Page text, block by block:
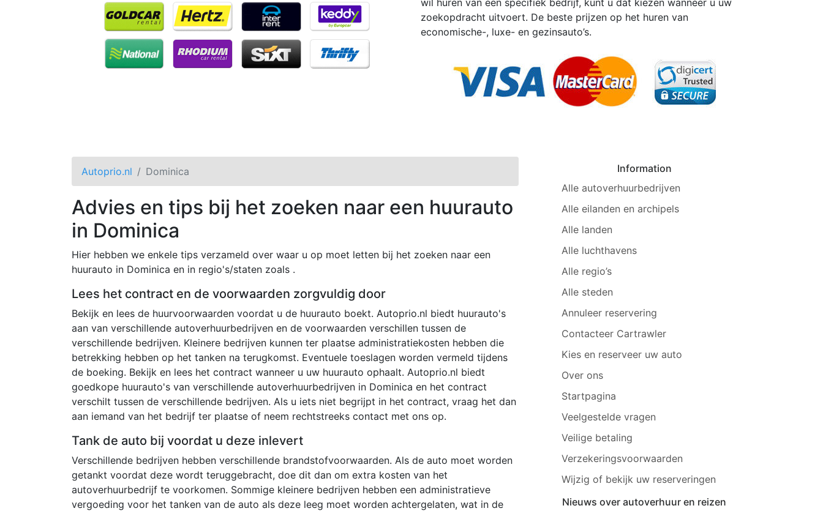
zoekopdracht uitvoert. De beste prijzen op het huren van
economische-, luxe- en gezinsauto’s.
Autoprio.nl Dominica
Advies en tips bij het zoeken naar een huurauto
in Dominica
Hier hebben we enkele tips verzameld over waar u op moet letten bij het zoeken naar een
huurauto in Dominica en in regio's/staten zoals .
Lees het contract en de voorwaarden zorgvuldig door
Bekijk en lees de huurvoorwaarden voordat u de huurauto boekt. Autoprio.nl biedt huurauto's
aan van verschillende autoverhuurbedrijven en de voorwaarden verschillen tussen de
verschillende bedrijven. Kleinere bedrijven kunnen ter plaatse administratiekosten hebben die
betrekking hebben op het tanken na terugkomst. Eventuele toeslagen worden vermeld tijdens
de boeking. Bekijk en lees het contract wanneer u uw huurauto ophaalt. Autoprio.nl biedt
goedkope huurauto's van verschillende autoverhuurbedrijven in Dominica en het contract
verschilt tussen de verschillende bedrijven. Als u iets niet begrijpt in het contract, vraag het dan
aan iemand van het bedrijf ter plaatse of neem rechtstreeks contact met ons op.
Tank de auto bij voordat u deze inlevert
Verschillende bedrijven hebben verschillende brandstofvoorwaarden. Als de auto moet worden
getankt voordat deze wordt teruggebracht, doe dit dan om extra kosten van het
autoverhuurbedrijf te voorkomen. Sommige kleinere bedrijven hebben een administratieve
vergoeding voor het tanken van de auto als deze leeg moet worden achtergelaten, wat in de
Information
Alle autoverhuurbedrijven
Alle eilanden en archipels
Alle landen
Alle luchthavens
Alle regio’s
Alle steden
Annuleer reservering
Contacteer Cartrawler
Kies en reserveer uw auto
Over ons
Startpagina
Veelgestelde vragen
Veilige betaling
Verzekeringsvoorwaarden
Wijzig of bekijk uw reserveringen
Nieuws over autoverhuur en reizen